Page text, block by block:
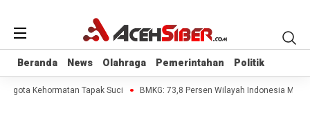
Beranda News Olahraga Pemerintahan Politik
Beranda News Olahraga Pemerintahan Politik
Kehormatan Tapak Suci BMKG: 73,8 Persen Wilayah Indonesia